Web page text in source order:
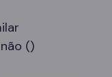
não ()